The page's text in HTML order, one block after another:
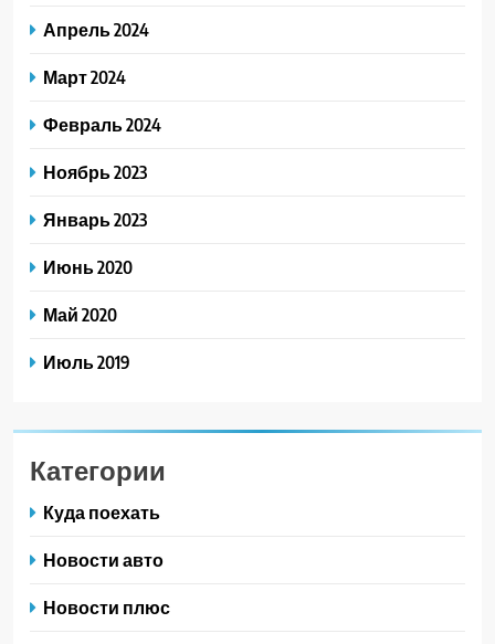
Апрель 2024
Март 2024
Февраль 2024
Ноябрь 2023
Январь 2023
Июнь 2020
Май 2020
Июль 2019
Категории
Куда поехать
Новости авто
Новости плюс